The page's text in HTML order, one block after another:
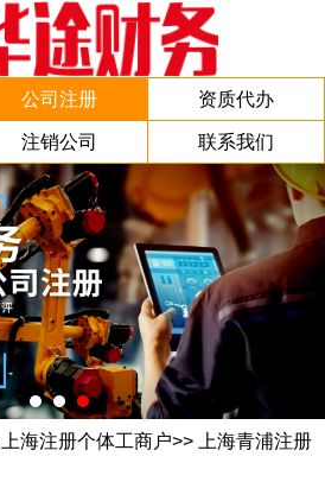
公司注册 资质代办
注销公司 联系我们
上海注册个体工商户>> 上海青浦注册